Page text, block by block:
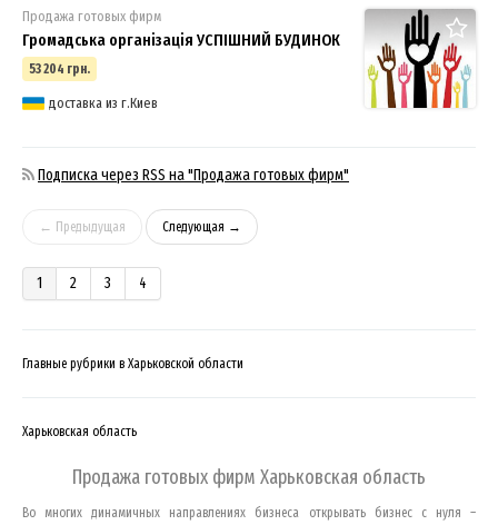
Продажа готовых фирм
Громадська організація УСПІШНИЙ БУДИНОК
53 204 грн.
доставка из г.Киев
Подписка через RSS на "Продажа готовых фирм"
← Предыдущая Следующая →
1 2 3 4
Главные рубрики в Харьковской области
Харьковская область
Продажа готовых фирм Харьковская область
Во многих динамичных направлениях бизнеса открывать бизнес с нуля –